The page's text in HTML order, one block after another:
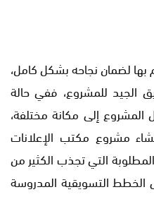
لضمان نجاحه بشكل كامل،
الجيد للمشروع، ففي حالة
المشروع إلى مكانة مختلفة،
مشروع مكتب الإعلانات
التي تجذب الكثير من
الخطط التسويقية المدروسة